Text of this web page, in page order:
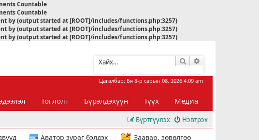
Countable
Countable
by (output started at [ROOT]/includes/functions.php:3257)
by (output started at [ROOT]/includes/functions.php:3257)
by (output started at [ROOT]/includes/functions.php:3257)
Хайлт
Цагалбар: Бя 8-р сарын 08, 2026 4:09 am
Тоглолт Бүрэлдэхүүн Түүх Медиа
Нэвтрэх
Бүртгүүлэх
Аватор зураг бэлдэх Заавар, зөвөлгөө